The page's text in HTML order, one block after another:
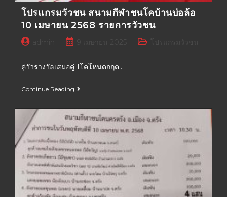
โปรแกรมวัวชน สนามกีฬาชนโคบ้านบ่อล้อ
10 เมษายน 2568 รายการวัวชน
admin
คู่วัวรางวัลเสมอคู่ 1โคโหนดกฤต…
Continue Reading